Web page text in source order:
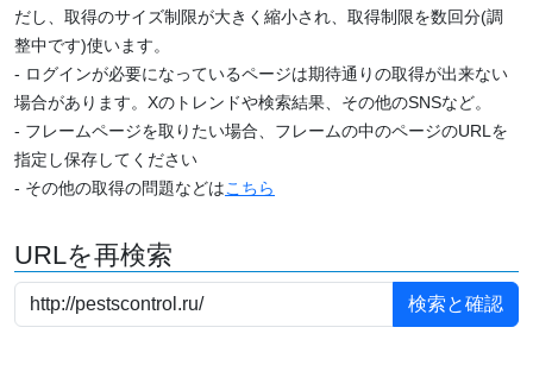
だし、取得のサイズ制限が大きく縮小され、取得制限を数回分(調
整中です)使います。
- ログインが必要になっているページは期待通りの取得が出来ない
場合があります。Xのトレンドや検索結果、その他のSNSなど。
- フレームページを取りたい場合、フレームの中のページのURLを
指定し保存してください
- その他の取得の問題などはこちら
URLを再検索